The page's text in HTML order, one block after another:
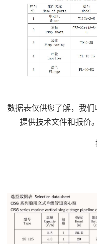
数据表仅供您了解，我
提供技术文件和报价